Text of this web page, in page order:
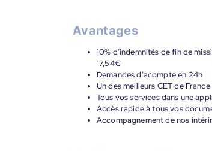
Avantages
10% d’indemnités de fin de
17,54€
Demandes d’acompte en 24h
Un des meilleurs CET de
Tous vos services dans une
Accès rapide à tous vos
Accompagnement de nos